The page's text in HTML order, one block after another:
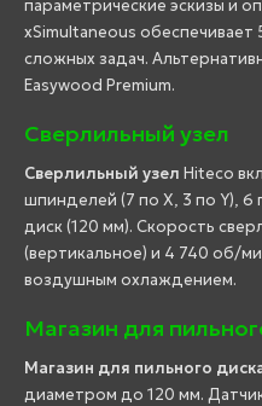
параметрические эскизы и
xSimultaneous
сложных задач.
Easywood Premium.
Сверлильный узел
Сверлильный узел Hiteco
шпинделей (7 по X, 3 по Y), 6
диск (120 мм). Скорость
(вертикальное) и 4 740 об/
воздушным охлаждением.
Магазин для
Магазин для пильного
диаметром до 120 мм.